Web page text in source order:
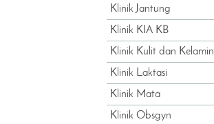
Klinik Jantung
Klinik KIA KB
Klinik Kulit dan Kelamin
Klinik Laktasi
Klinik Mata
Klinik Obsgyn